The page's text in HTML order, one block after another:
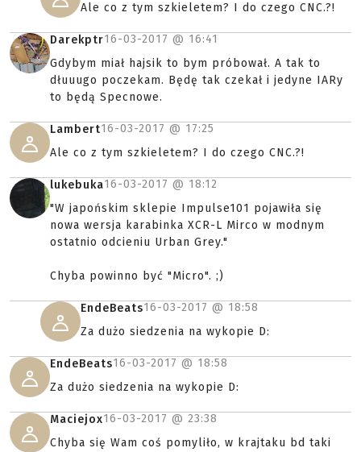
Ale co z tym szkieletem? I do czego CNC.?!
Darekptr16-03-2017 @ 16:41
Gdybym miał hajsik to bym próbował. A tak to
dłuuugo poczekam. Będę tak czekał i jedyne IARy
to będą Specnowe.
Lambert16-03-2017 @ 17:25
Ale co z tym szkieletem? I do czego CNC.?!
lukebuka16-03-2017 @ 18:12
"W japońskim sklepie Impulse101 pojawiła się
nowa wersja karabinka XCR-L Mirco w modnym
ostatnio odcieniu Urban Grey."
Chyba powinno być "Micro". ;)
EndeBeats16-03-2017 @ 18:58
Za dużo siedzenia na wykopie D:
EndeBeats16-03-2017 @ 18:58
Za dużo siedzenia na wykopie D:
Maciejox16-03-2017 @ 23:38
Chyba się Wam coś pomyliło, w krajtaku bd taki